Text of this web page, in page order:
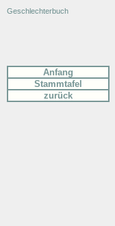
Geschlechterbuch
Anfang
Stammtafel
zurück